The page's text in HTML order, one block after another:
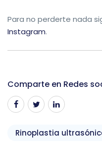
Para no perderte nada
Instagram.
Comparte en Redes
Rinoplastia